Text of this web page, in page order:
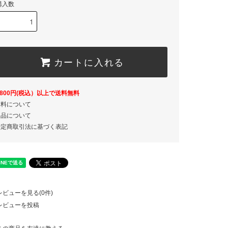
入数
カートに入れる
円(税込）以上で送料無料
について
について
商取引法に基づく表記
ビューを見る(0件)
ビューを投稿